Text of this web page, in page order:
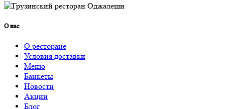
О нас
О ресторане
Условия доставки
Меню
Банкеты
Новости
Акции
Блог